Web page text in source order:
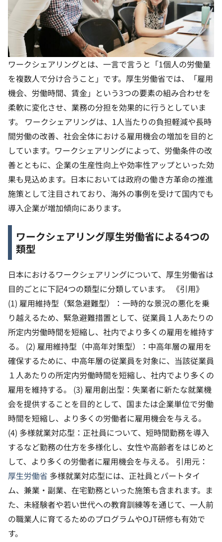
ワークシェアリングとは、一言で言うと「1個人の労働量
を複数人で分け合うこと」です。厚生労働省では、「雇用
機会、労働時間、賃金」という3つの要素の組み合わせを
柔軟に変化させ、業務の分担を効果的に行うとしていま
す。
ワークシェアリングは、1人当たりの負担軽減や長時
間労働の改善、社会全体における雇用機会の増加を目的と
しています。ワークシェアリングによって、労働条件の改
善とともに、企業の生産性向上や効率性アップといった効
果も見込めます。日本においては政府の働き方革命の推進
施策として注目されており、海外の事例を受けて国内でも
導入企業が増加傾向にあります。
ワークシェアリング厚生労働省による4つの
類型
日本におけるワークシェアリングについて、厚生労働省は
目的ごとに下記4つの類型に分類しています。
《引用》
(1) 雇用維持型（緊急避難型）：一時的な景況の悪化を乗
り越えるため、緊急避難措置として、従業員１人あたりの
所定内労働時間を短縮し、社内でより多くの雇用を維持す
る。
(2) 雇用維持型（中高年対策型）：中高年層の雇用を
確保するために、中高年層の従業員を対象に、当該従業員
１人あたりの所定内労働時間を短縮し、社内でより多くの
雇用を維持する。
(3) 雇用創出型：失業者に新たな就業機
会を提供することを目的として、国または企業単位で労働
時間を短縮し、より多くの労働者に雇用機会を与える。
(4) 多様就業対応型：正社員について、短時間勤務を導入
するなど勤務の仕方を多様化し、女性や高齢者をはじめと
して、より多くの労働者に雇用機会を与える。
引用元：
厚生労働省 多様就業対応型には、正社員とパートタイ
ム、兼業・副業、在宅勤務といった施策も含まれます。ま
た、未経験者や若い世代への教育訓練等を通じて、一人前
の職業人に育てるためのプログラムやOJT研修も有効で
す。